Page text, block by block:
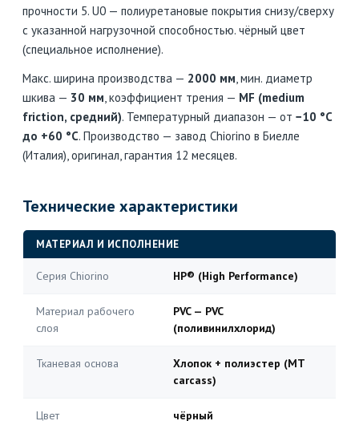
прочности 5. U0 — полиуретановые покрытия снизу/сверху
с указанной нагрузочной способностью. чёрный цвет
(специальное исполнение).
Макс. ширина производства — 2000 мм, мин. диаметр
шкива — 30 мм, коэффициент трения — MF (medium
friction, средний). Температурный диапазон — от −10 °C
до +60 °C. Производство — завод Chiorino в Биелле
(Италия), оригинал, гарантия 12 месяцев.
Технические характеристики
МАТЕРИАЛ И ИСПОЛНЕНИЕ
Серия Chiorino HP® (High Performance)
Материал рабочего
слоя
PVC — PVC
(поливинилхлорид)
Тканевая основа
Хлопок + полиэстер (MT
carcass)
Цвет чёрный